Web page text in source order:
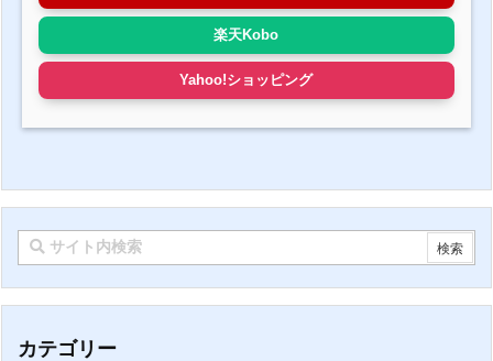
楽天Kobo
Yahoo!ショッピング
カテゴリー